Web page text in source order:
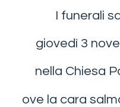
I funerali
giovedì 3
nella Chiesa
ove la cara